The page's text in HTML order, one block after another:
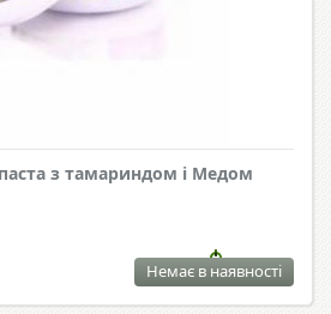
з тамариндом і Медом
Немає в наявності